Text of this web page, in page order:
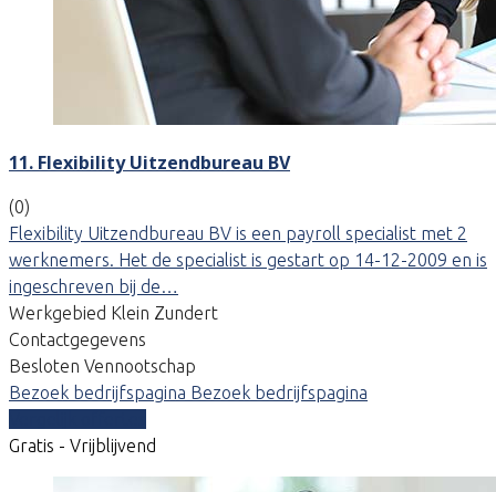
11. Flexibility Uitzendbureau BV
(0)
Flexibility Uitzendbureau BV is een payroll specialist met 2
werknemers. Het de specialist is gestart op 14-12-2009 en is
ingeschreven bij de…
Werkgebied Klein Zundert
Contactgegevens
Besloten Vennootschap
Bezoek bedrijfspagina Bezoek bedrijfspagina
Gratis - Vrijblijvend